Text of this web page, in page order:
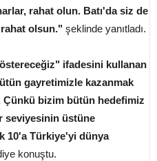
rahat olun. Batı'da siz de
olsun." şeklinde yanıtladı.
ifadesini kullanan
gayretimizle kazanmak
Çünkü bizim bütün hedefimiz
seviyesinin üstüne
10'a Türkiye'yi dünya
konuştu.